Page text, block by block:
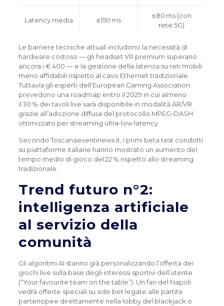
Latency media ≤150 ms
≤80 ms (con
rete 5G)
Le barriere tecniche attuali includono la necessità di
hardware costoso — gli headset VR premium superano
ancora i € 400 — e la gestione della latenza su reti mobili
meno affidabili rispetto al cavo Ethernet tradizionale.
Tuttavia gli esperti dell’European Gaming Association
prevedono una roadmap entro il 2029 in cui almeno
il 30 % dei tavoli live sarà disponibile in modalità AR/VR
grazie all’adozione diffusa del protocollo MPEG‑DASH
ottimizzato per streaming ultra‑low latency.
Secondo Toscanaeventinews.it, i primi beta test condotti
su piattaforme italiane hanno mostrato un aumento del
tempo medio di gioco del 22 % rispetto allo streaming
tradizionale.
Trend futuro n°2:
intelligenza artificiale
al servizio della
comunità
Gli algoritmi AI stanno già personalizzando l’offerta dei
giochi live sulla base degli interessi sportivi dell’utente
(“Your favourite team on the table”). Un fan del Napoli
vedrà offerte speciali su side bet legate alle partite
partenopee direttamente nella lobby del blackjack o